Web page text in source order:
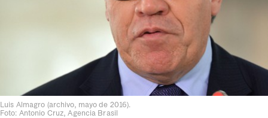
Luis Almagro (archivo, mayo de 2016).
Foto: Antonio Cruz, Agencia Brasil